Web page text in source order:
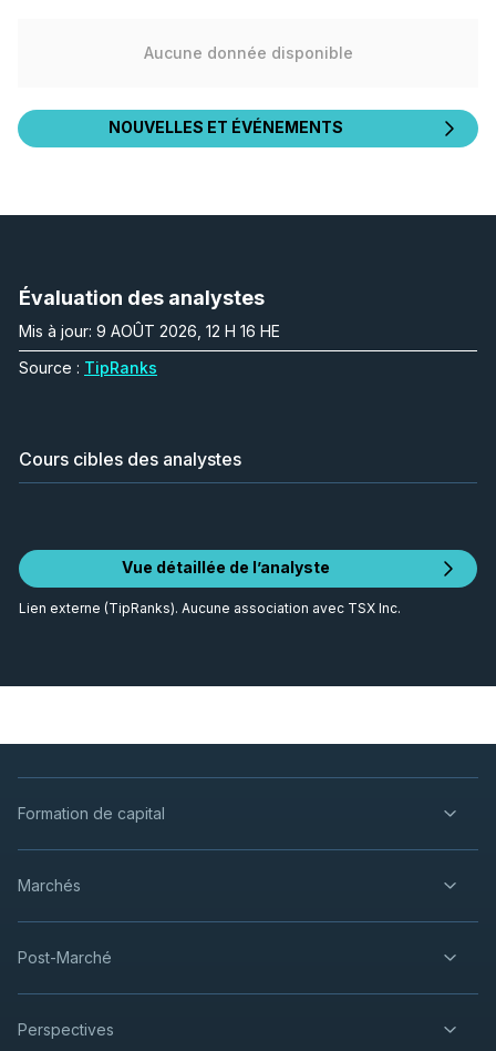
Aucune donnée disponible
NOUVELLES ET ÉVÉNEMENTS
Évaluation des analystes
Mis à jour: 9 AOÛT 2026, 12 H 16 HE
Source : TipRanks
Cours cibles des analystes
Vue détaillée de l’analyste
Lien externe (TipRanks). Aucune association avec TSX Inc.
Formation de capital
Marchés
Post-Marché
Perspectives